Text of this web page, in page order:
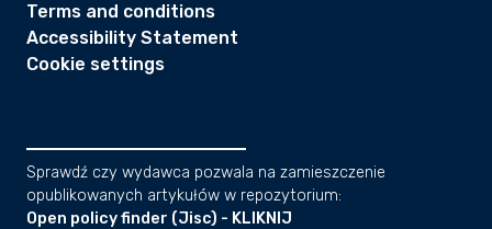
Terms and conditions
Accessibility Statement
Cookie settings
Sprawdź czy wydawca pozwala na zamieszczenie
opublikowanych artykułów w repozytorium:
Open policy finder (Jisc) - KLIKNIJ